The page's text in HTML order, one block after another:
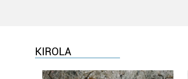
KIROLA